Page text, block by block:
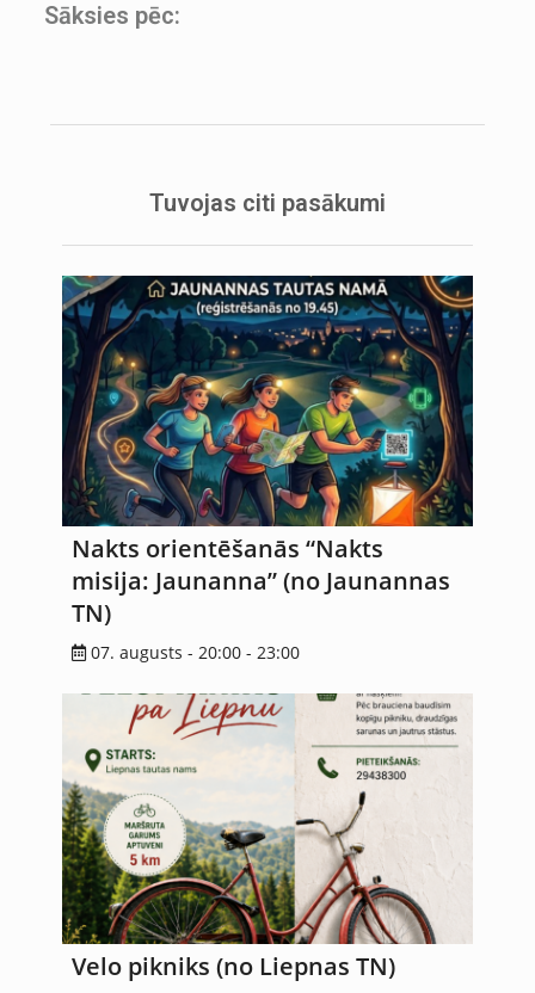
Sāksies pēc:
Tuvojas citi pasākumi
Nakts orientēšanās “Nakts
misija: Jaunanna” (no Jaunannas
TN)
07. augusts - 20:00 -23:00
Velo pikniks (no Liepnas TN)